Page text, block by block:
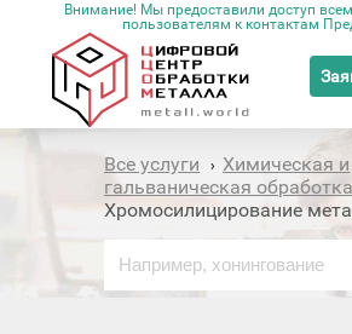
Внимание! Мы предоставили доступ
пользователям к контактам
Все услуги ›Химическая и
гальваническая
Хромосилицирование